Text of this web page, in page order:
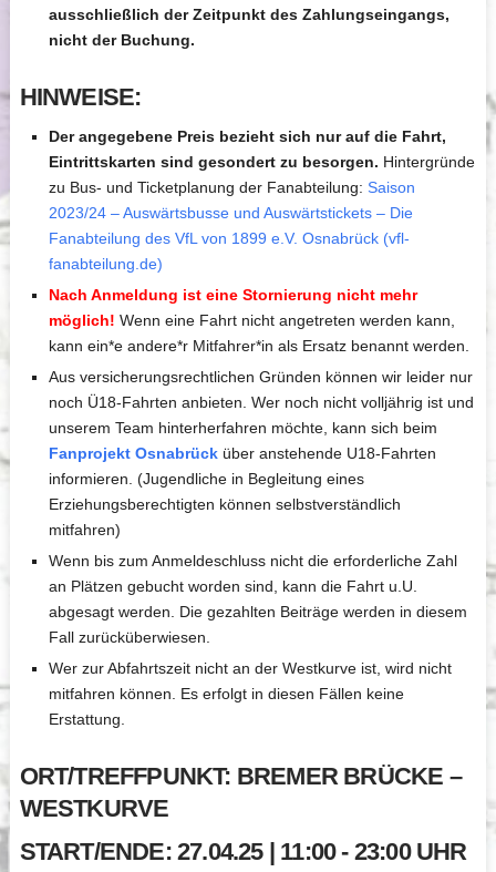
ausschließlich der Zeitpunkt des Zahlungseingangs,
nicht der Buchung.
HINWEISE:
Der angegebene Preis bezieht sich nur auf die Fahrt,
Eintrittskarten sind gesondert zu besorgen. Hintergründe
zu Bus- und Ticketplanung der Fanabteilung:Saison
2023/24 – Auswärtsbusse und Auswärtstickets – Die
Fanabteilung des VfL von 1899 e.V. Osnabrück (vfl-
fanabteilung.de)
Nach Anmeldung ist eine Stornierung nicht mehr
möglich! Wenn eine Fahrt nicht angetreten werden kann,
kann ein*e andere*r Mitfahrer*in als Ersatz benannt werden.
Aus versicherungsrechtlichen Gründen können wir leider nur
noch Ü18-Fahrten anbieten. Wer noch nicht volljährig ist und
unserem Team hinterherfahren möchte, kann sich beim
Fanprojekt Osnabrück über anstehende U18-Fahrten
informieren. (Jugendliche in Begleitung eines
Erziehungsberechtigten können selbstverständlich
mitfahren)
Wenn bis zum Anmeldeschluss nicht die erforderliche Zahl
an Plätzen gebucht worden sind, kann die Fahrt u.U.
abgesagt werden. Die gezahlten Beiträge werden in diesem
Fall zurücküberwiesen.
Wer zur Abfahrtszeit nicht an der Westkurve ist, wird nicht
mitfahren können. Es erfolgt in diesen Fällen keine
Erstattung.
ORT/TREFFPUNKT: BREMER BRÜCKE –
WESTKURVE
START/ENDE: 27.04.25 | 11:00 - 23:00 UHR